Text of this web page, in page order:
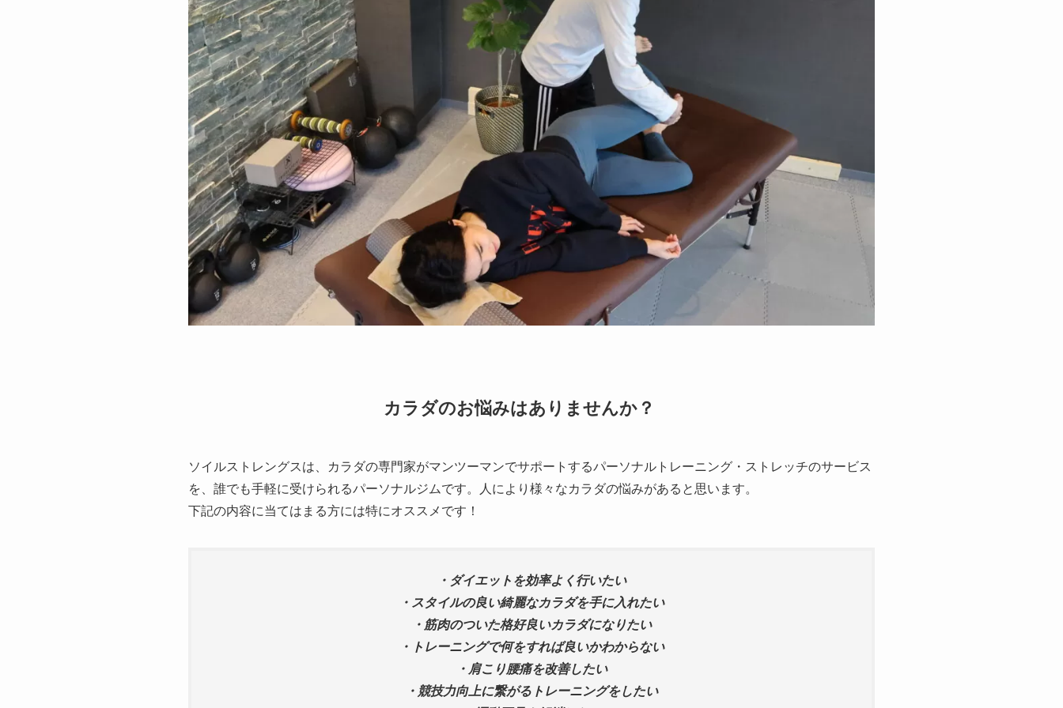
カラダのお悩みはありませんか？
ソイルストレングスは、カラダの専門家がマンツーマンでサポートするパーソナルトレーニング・ストレッチのサービス
を、誰でも手軽に受けられるパーソナルジムです。人により様々なカラダの悩みがあると思います。
下記の内容に当てはまる方には特にオススメです！
・ダイエットを効率よく行いたい
・スタイルの良い綺麗なカラダを手に入れたい
・筋肉のついた格好良いカラダになりたい
・トレーニングで何をすれば良いかわからない
・肩こり腰痛を改善したい
・競技力向上に繋がるトレーニングをしたい